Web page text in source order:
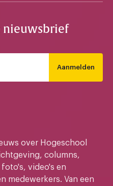
nieuwsbrief
Aanmelden
over Hogeschool
columns,
video's en
medewerkers. Van een